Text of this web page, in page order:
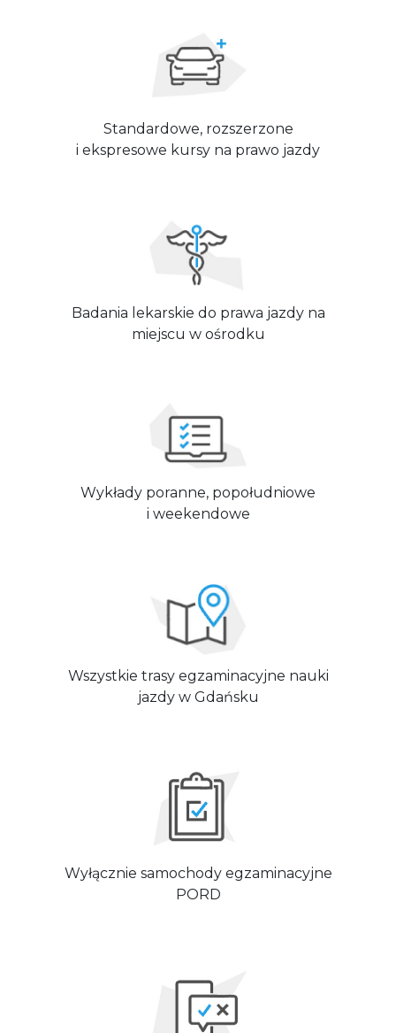
Standardowe, rozszerzone
i ekspresowe kursy na prawo jazdy
Badania lekarskie do prawa jazdy na
miejscu w ośrodku
Wykłady poranne, popołudniowe
i weekendowe
Wszystkie trasy egzaminacyjne nauki
jazdy w Gdańsku
Wyłącznie samochody egzaminacyjne
PORD